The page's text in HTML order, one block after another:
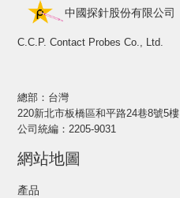
中國探針股份有限公司
C.C.P. Contact Probes Co., Ltd.
總部：台灣
220新北市板橋區和平路24巷8號5樓
公司統編：2205-9031
網站地圖
產品